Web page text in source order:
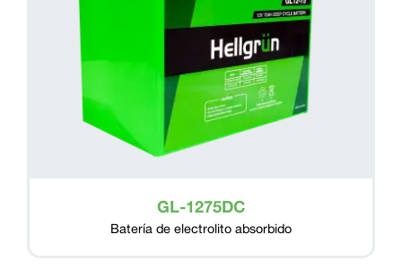
GL-1275DC
Batería de electrolito absorbido